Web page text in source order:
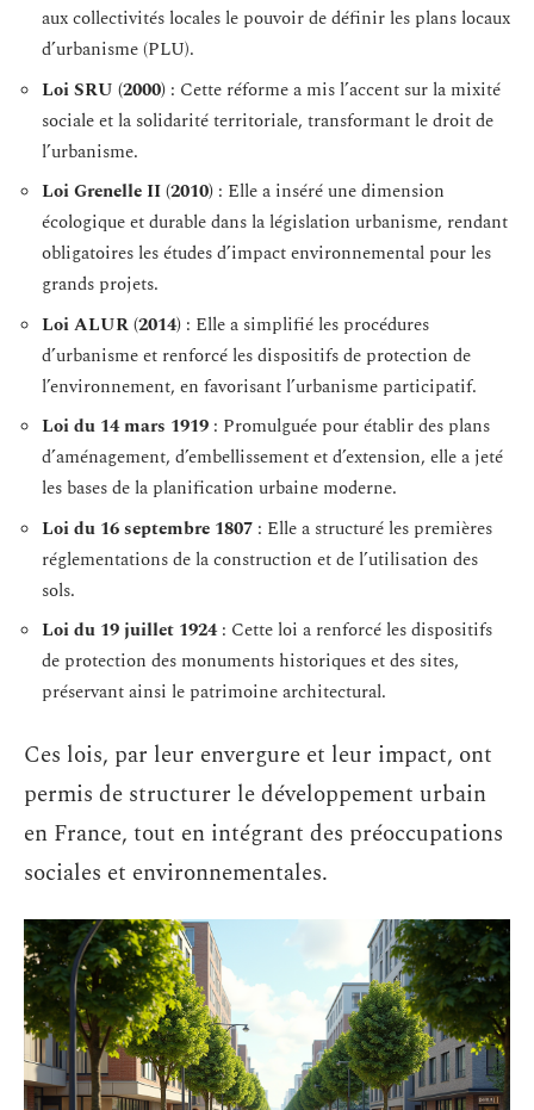
aux collectivités locales le pouvoir de définir les plans locaux
d’urbanisme (PLU).
Loi SRU (2000) : Cette réforme a mis l’accent sur la mixité
sociale et la solidarité territoriale, transformant le droit de
l’urbanisme.
Loi Grenelle II (2010) : Elle a inséré une dimension
écologique et durable dans la législation urbanisme, rendant
obligatoires les études d’impact environnemental pour les
grands projets.
Loi ALUR (2014) : Elle a simplifié les procédures
d’urbanisme et renforcé les dispositifs de protection de
l’environnement, en favorisant l’urbanisme participatif.
Loi du 14 mars 1919 : Promulguée pour établir des plans
d’aménagement, d’embellissement et d’extension, elle a jeté
les bases de la planification urbaine moderne.
Loi du 16 septembre 1807 : Elle a structuré les premières
réglementations de la construction et de l’utilisation des
sols.
Loi du 19 juillet 1924: Cette loi a renforcé les dispositifs
de protection des monuments historiques et des sites,
préservant ainsi le patrimoine architectural.
Ces lois, par leur envergure et leur impact, ont
permis de structurer le développement urbain
en France, tout en intégrant des préoccupations
sociales et environnementales.